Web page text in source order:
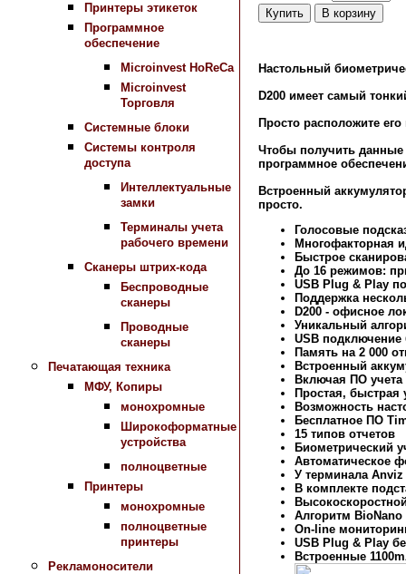
Принтеры этикеток
Программное
обеспечение
Microinvest HoReCa
Microinvest
Торговля
Системные блоки
Системы контроля
доступа
Интеллектуальные
замки
Терминалы учета
рабочего времени
Сканеры штрих-кода
Беспроводные
сканеры
Проводные
сканеры
Печатающая техника
МФУ, Копиры
монохромные
Широкоформатные
устройства
полноцветные
Принтеры
монохромные
полноцветные
принтеры
Рекламоносители
Настольный
D200 имеет самый
Просто расположите
Чтобы получить данные
программное
Встроенный
просто.
Голосовые
Многофакторная
Быстрое
До 16 режимов:
USB Plug & Play
Поддержка
D200 - офисное
Уникальный
USB подключение
Память на 2 000
Встроенный
Включая ПО
Простая, быстрая
Возможность
Бесплатное ПО
15 типов отчетов
Биометрический
Автоматическое
У терминала
В комплекте
Алгоритм BioNano
On-line
USB Plug & Play
Встроенные